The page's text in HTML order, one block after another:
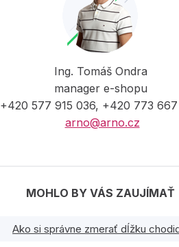
Ing. Tomáš Ondra
manager e-shopu
+420 577 915 036, +420 773
arno@arno.cz
MOHLO BY VÁS ZAUJÍMAŤ
Ako si správne zmerať dĺžku